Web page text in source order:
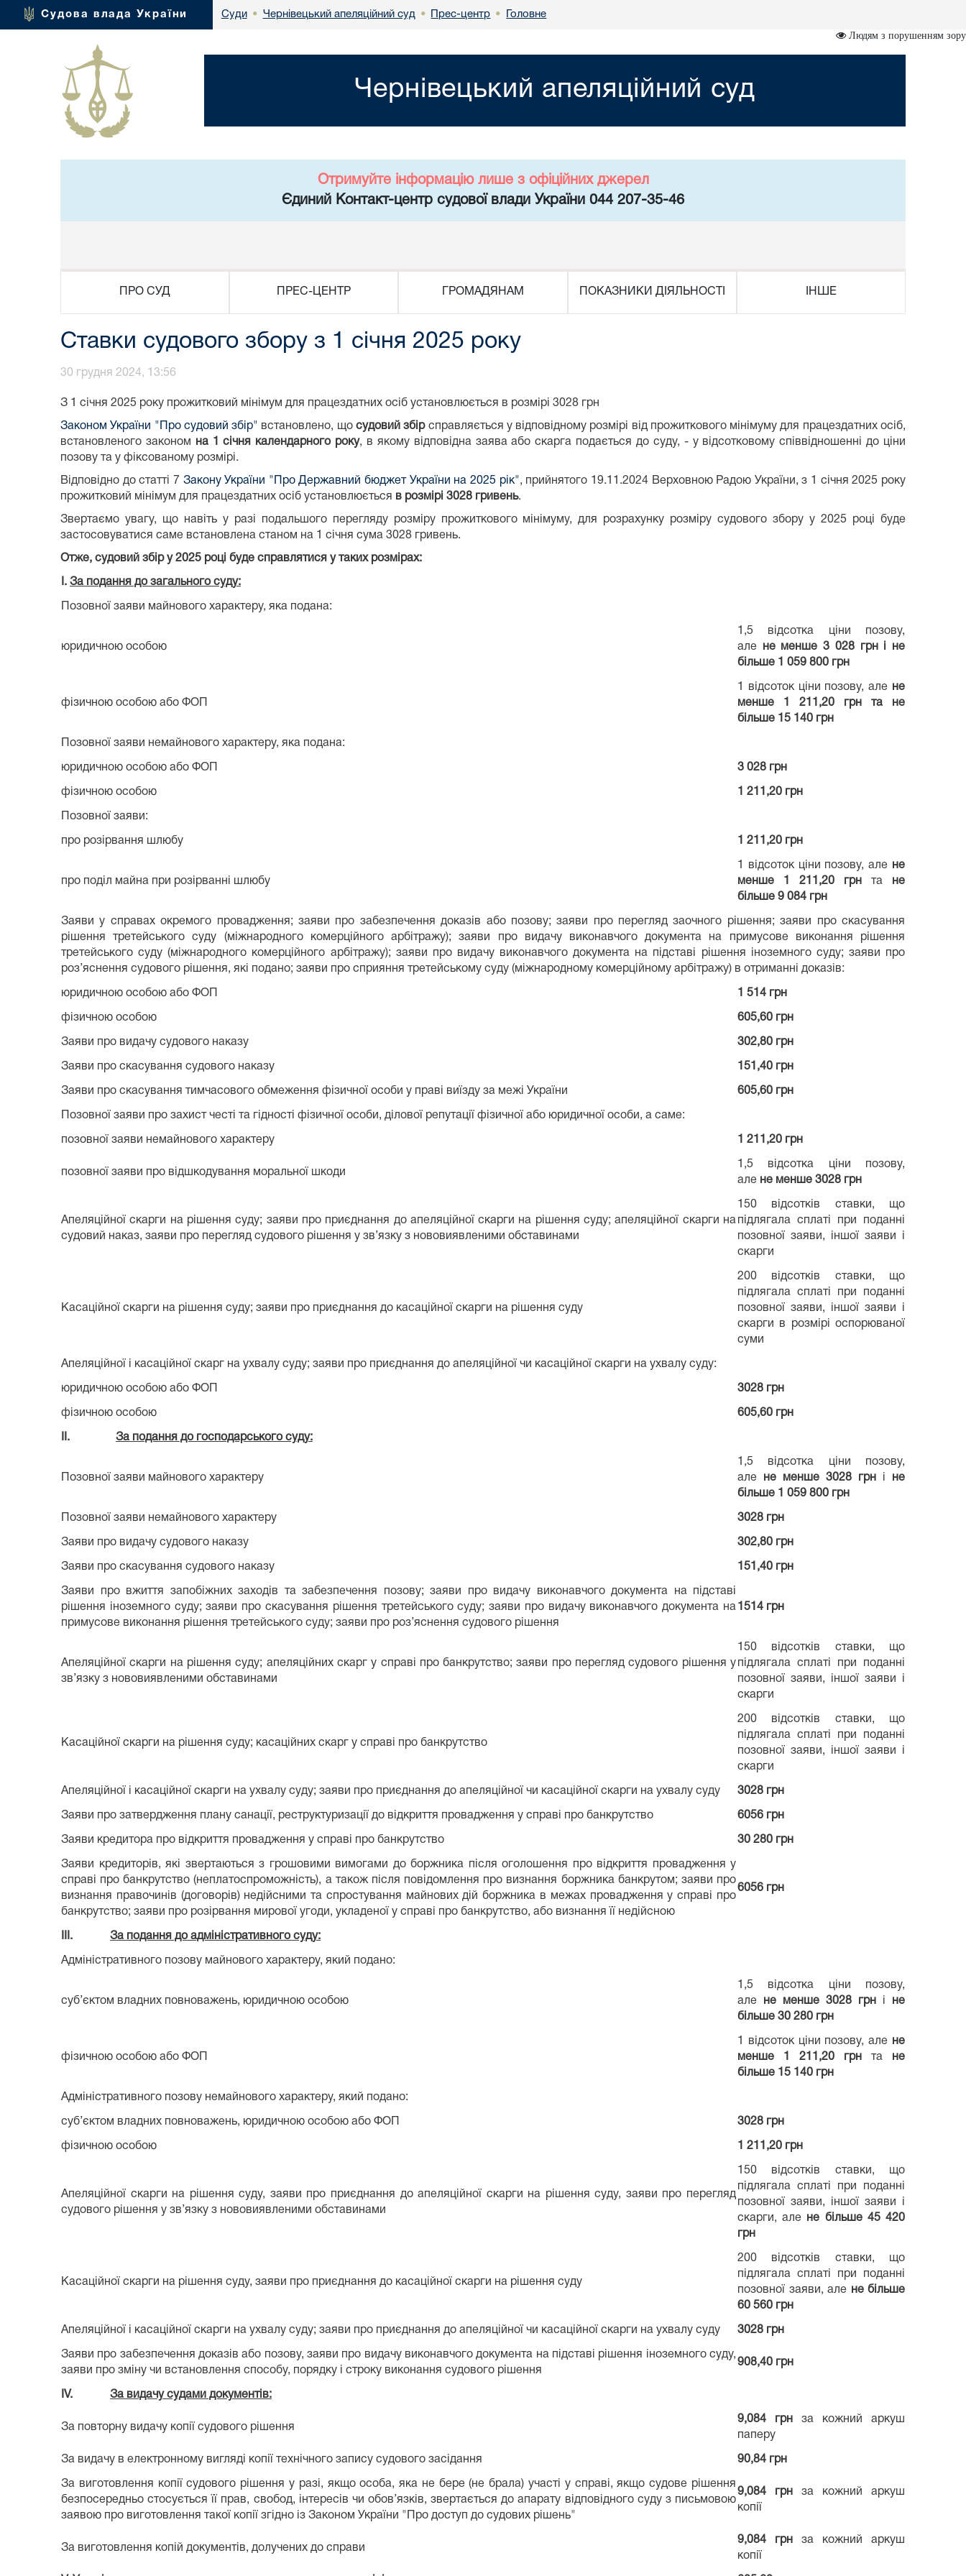
Судова влада України Суди • Чернівецький апеляційний суд • Прес-центр • Головне
Людям з порушенням зору
Чернівецький апеляційний суд
Отримуйте інформацію лише з офіційних джерел
Єдиний Контакт-центр судової влади України 044 207-35-46
ПРО СУД ПРЕС-ЦЕНТР ГРОМАДЯНАМ ПОКАЗНИКИ ДІЯЛЬНОСТІ ІНШЕ
Ставки судового збору з 1 січня 2025 року
30 грудня 2024, 13:56
З 1 січня 2025 року прожитковий мінімум для працездатних осіб установлюється в розмірі 3028 грн
Законом України "Про судовий збір" встановлено, що судовий збір справляється у відповідному розмірі від прожиткового мінімуму для працездатних осіб,
встановленого законом на 1 січня календарного року, в якому відповідна заява або скарга подається до суду, - у відсотковому співвідношенні до ціни
позову та у фіксованому розмірі.
Відповідно до статті 7 Закону України "Про Державний бюджет України на 2025 рік" , прийнятого 19.11.2024 Верховною Радою України, з 1 січня 2025 року
прожитковий мінімум для працездатних осіб установлюється в розмірі 3028 гривень.
Звертаємо увагу, що навіть у разі подальшого перегляду розміру прожиткового мінімуму, для розрахунку розміру судового збору у 2025 році буде
застосовуватися саме встановлена станом на 1 січня сума 3028 гривень.
Отже, судовий збір у 2025 році буде справлятися у таких розмірах:
I. За подання до загального суду:
Позовної заяви майнового характеру, яка подана:
юридичною особою
1,5 відсотка ціни позову,
але не менше 3 028 грн і не
більше 1 059 800 грн
фізичною особою або ФОП
1 відсоток ціни позову, але не
менше 1 211,20 грн та не
більше 15 140 грн
Позовної заяви немайнового характеру, яка подана:
юридичною особою або ФОП 3 028 грн
фізичною особою 1 211,20 грн
Позовної заяви:
про розірвання шлюбу 1 211,20 грн
про поділ майна при розірванні шлюбу
1 відсоток ціни позову, але не
менше
1 211,20 грн та не
більше 9 084 грн
Заяви у справах окремого провадження; заяви про забезпечення доказів або позову; заяви про перегляд заочного рішення; заяви про скасування
рішення третейського суду (міжнародного комерційного арбітражу); заяви про видачу виконавчого документа на примусове виконання рішення
третейського суду (міжнародного комерційного арбітражу); заяви про видачу виконавчого документа на підставі рішення іноземного суду; заяви про
роз’яснення судового рішення, які подано; заяви про сприяння третейському суду (міжнародному комерційному арбітражу) в отриманні доказів:
юридичною особою або ФОП 1 514 грн
фізичною особою 605,60 грн
Заяви про видачу судового наказу 302,80 грн
Заяви про скасування судового наказу 151,40 грн
Заяви про скасування тимчасового обмеження фізичної особи у праві виїзду за межі України 605,60 грн
Позовної заяви про захист честі та гідності фізичної особи, ділової репутації фізичної або юридичної особи, а саме:
позовної заяви немайнового характеру 1 211,20 грн
позовної заяви про відшкодування моральної шкоди
1,5 відсотка ціни позову,
але не менше 3028 грн
Апеляційної скарги на рішення суду; заяви про приєднання до апеляційної скарги на рішення суду; апеляційної скарги на
судовий наказ, заяви про перегляд судового рішення у зв’язку з нововиявленими обставинами
150 відсотків ставки, що
підлягала сплаті при поданні
позовної заяви, іншої заяви і
скарги
Касаційної скарги на рішення суду; заяви про приєднання до касаційної скарги на рішення суду
200 відсотків ставки, що
підлягала сплаті при поданні
позовної заяви, іншої заяви і
скарги в розмірі оспорюваної
суми
Апеляційної і касаційної скарг на ухвалу суду; заяви про приєднання до апеляційної чи касаційної скарги на ухвалу суду:
юридичною особою або ФОП 3028 грн
фізичною особою 605,60 грн
II. За подання до господарського суду:
Позовної заяви майнового характеру
1,5 відсотка ціни позову,
але не менше 3028 грн і не
більше 1 059 800 грн
Позовної заяви немайнового характеру 3028 грн
Заяви про видачу судового наказу 302,80 грн
Заяви про скасування судового наказу 151,40 грн
Заяви про вжиття запобіжних заходів та забезпечення позову; заяви про видачу виконавчого документа на підставі
рішення іноземного суду; заяви про скасування рішення третейського суду; заяви про видачу виконавчого документа на
примусове виконання рішення третейського суду; заяви про роз’яснення судового рішення
1514 грн
Апеляційної скарги на рішення суду; апеляційних скарг у справі про банкрутство; заяви про перегляд судового рішення у
зв’язку з нововиявленими обставинами
150 відсотків ставки, що
підлягала сплаті при поданні
позовної заяви, іншої заяви і
скарги
Касаційної скарги на рішення суду; касаційних скарг у справі про банкрутство
200 відсотків ставки, що
підлягала сплаті при поданні
позовної заяви, іншої заяви і
скарги
Апеляційної і касаційної скарги на ухвалу суду; заяви про приєднання до апеляційної чи касаційної скарги на ухвалу суду 3028 грн
Заяви про затвердження плану санації, реструктуризації до відкриття провадження у справі про банкрутство 6056 грн
Заяви кредитора про відкриття провадження у справі про банкрутство 30 280 грн
Заяви кредиторів, які звертаються з грошовими вимогами до боржника після оголошення про відкриття провадження у
справі про банкрутство (неплатоспроможність), а також після повідомлення про визнання боржника банкрутом; заяви про
визнання правочинів (договорів) недійсними та спростування майнових дій боржника в межах провадження у справі про
банкрутство; заяви про розірвання мирової угоди, укладеної у справі про банкрутство, або визнання її недійсною
6056 грн
III. За подання до адміністративного суду:
Адміністративного позову майнового характеру, який подано:
суб’єктом владних повноважень, юридичною особою
1,5 відсотка ціни позову,
але не менше 3028 грн і не
більше 30 280 грн
фізичною особою або ФОП
1 відсоток ціни позову, але не
менше 1 211,20 грн та не
більше 15 140 грн
Адміністративного позову немайнового характеру, який подано:
суб’єктом владних повноважень, юридичною особою або ФОП 3028 грн
фізичною особою 1 211,20 грн
Апеляційної скарги на рішення суду, заяви про приєднання до апеляційної скарги на рішення суду, заяви про перегляд
судового рішення у зв’язку з нововиявленими обставинами
150 відсотків ставки, що
підлягала сплаті при поданні
позовної заяви, іншої заяви і
скарги, але не більше 45 420
грн
Касаційної скарги на рішення суду, заяви про приєднання до касаційної скарги на рішення суду
200 відсотків ставки, що
підлягала сплаті при поданні
позовної заяви, але не більше
60 560 грн
Апеляційної і касаційної скарги на ухвалу суду; заяви про приєднання до апеляційної чи касаційної скарги на ухвалу суду 3028 грн
Заяви про забезпечення доказів або позову, заяви про видачу виконавчого документа на підставі рішення іноземного суду,
заяви про зміну чи встановлення способу, порядку і строку виконання судового рішення
908,40 грн
IV. За видачу судами документів:
За повторну видачу копії судового рішення
9,084 грн за кожний аркуш
паперу
За видачу в електронному вигляді копії технічного запису судового засідання 90,84 грн
За виготовлення копії судового рішення у разі, якщо особа, яка не бере (не брала) участі у справі, якщо судове рішення
безпосередньо стосується її прав, свобод, інтересів чи обов’язків, звертається до апарату відповідного суду з письмовою
заявою про виготовлення такої копії згідно із Законом України "Про доступ до судових рішень"
9,084 грн за кожний аркуш
копії
За виготовлення копій документів, долучених до справи
9,084 грн за кожний аркуш
копії